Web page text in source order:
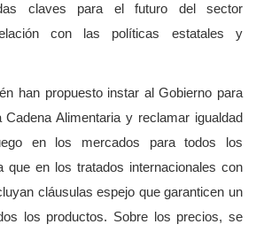
claves para el futuro del sector
con las políticas estatales y
han propuesto instar al Gobierno para
Alimentaria y reclamar igualdad
en los mercados para todos los
que en los tratados internacionales con
cláusulas espejo que garanticen un
los productos. Sobre los precios, se